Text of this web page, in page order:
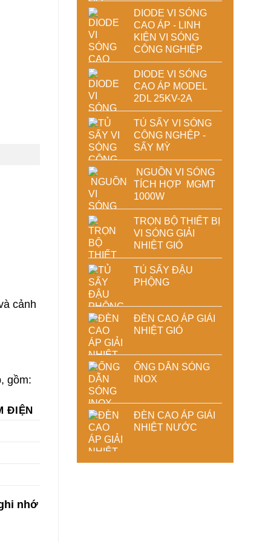
cảnh
gồm:
ĐIỆN
nhớ
DIODE VI SÓNG
CAO ÁP - LINH
KIỆN VI SÓNG
CÔNG NGHIỆP
DIODE VI SÓNG
CAO ÁP MODEL
2DL 25KV-2A
TỦ SẤY VI SÓNG
CÔNG NGHỆP -
SẤY MỲ
NGUỒN VI SÓNG
TÍCH HỢP MGMT
1000W
TRỌN BỘ THIẾT BỊ
VI SÓNG GIẢI
NHIỆT GIÓ
TỦ SẤY ĐẬU
PHỘNG
ĐÈN CAO ÁP GIẢI
NHIỆT GIÓ
ỐNG DẪN SÓNG
INOX
ĐÈN CAO ÁP GIẢI
NHIỆT NƯỚC